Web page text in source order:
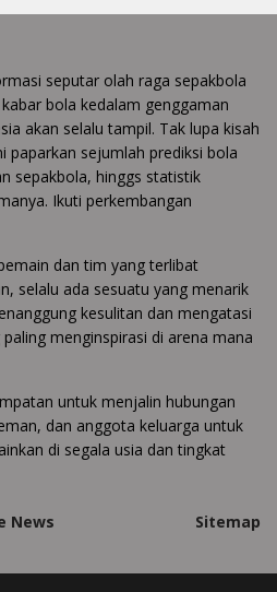
seputar olah raga sepakbola
bola kedalam genggaman
akan selalu tampil. Tak lupa kisah
paparkan sejumlah prediksi bola
sepakbola, hinggs statistik
Ikuti perkembangan
dan tim yang terlibat
selalu ada sesuatu yang menarik
kesulitan dan mengatasi
menginspirasi di arena mana
untuk menjalin hubungan
dan anggota keluarga untuk
di segala usia dan tingkat
News Sitemap